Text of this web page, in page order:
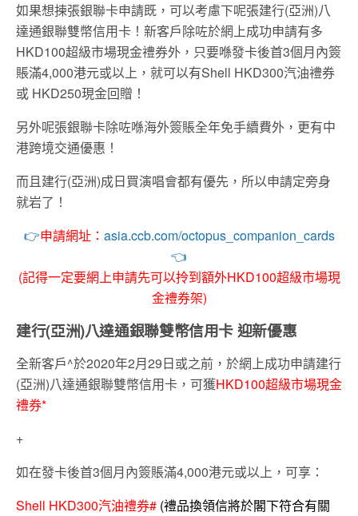
如果想揀張銀聯卡申請既，可以考慮下呢張建行(亞洲)八
達通銀聯雙幣信用卡！新客戶除咗於網上成功申請有多
HKD100超級市場現金禮券外，只要喺發卡後首3個月內簽
賬滿4,000港元或以上，就可以有Shell HKD300汽油禮券
或 HKD250現金回贈！
另外呢張銀聯卡除咗喺海外簽賬全年免手續費外，更有中
港跨境交通優惠！
而且建行(亞洲)成日買演唱會都有優先，所以申請定旁身
就岩了！
👉申請網址： asia.ccb.com/octopus_companion_cards
👈
(記得一定要網上申請先可以拎到額外HKD100超級市場現
金禮券架)
建行(亞洲)八達通銀聯雙幣信用卡 迎新優惠
全新客戶^於2020年2月29日或之前，於網上成功申請建行
(亞洲)八達通銀聯雙幣信用卡，可獲HKD100超級市場現金
禮券*
+
如在發卡後首3個月內簽賬滿4,000港元或以上，可享：
Shell HKD300汽油禮券# (禮品換領信將於閣下符合有關